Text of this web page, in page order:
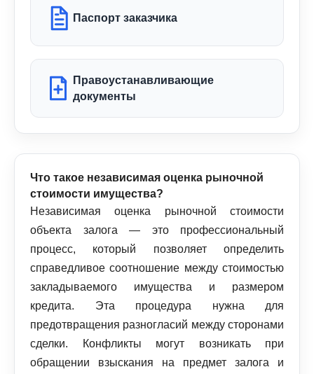
Паспорт заказчика
Правоустанавливающие
документы
Что такое независимая оценка рыночной
стоимости имущества?
Независимая оценка рыночной стоимости
объекта залога — это профессиональный
процесс, который позволяет определить
справедливое соотношение между стоимостью
закладываемого имущества и размером
кредита. Эта процедура нужна для
предотвращения разногласий между сторонами
сделки. Конфликты могут возникать при
обращении взыскания на предмет залога и